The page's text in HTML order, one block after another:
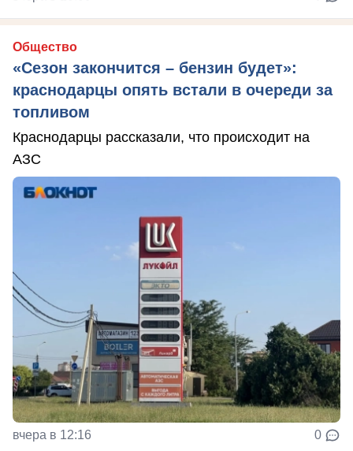
Общество
«Сезон закончится – бензин будет»:
краснодарцы опять встали в очереди за
топливом
Краснодарцы рассказали, что происходит на
АЗС
вчера в 12:16 0